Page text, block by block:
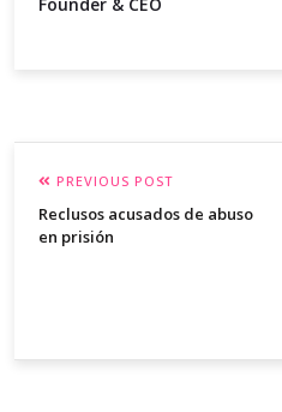
PREVIOUS POST
Reclusos acusados de abuso
en prisión